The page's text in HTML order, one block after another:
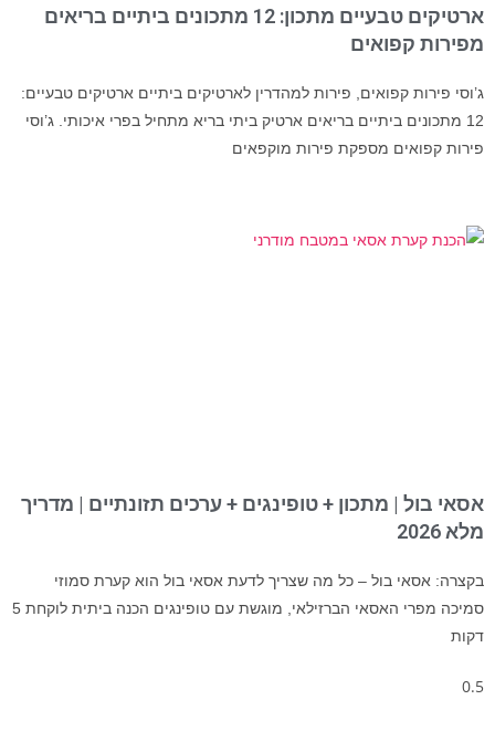
ארטיקים טבעיים מתכון: 12 מתכונים ביתיים בריאים
מפירות קפואים
ג’וסי פירות קפואים, פירות למהדרין לארטיקים ביתיים ארטיקים טבעיים:
12 מתכונים ביתיים בריאים ארטיק ביתי בריא מתחיל בפרי איכותי. ג’וסי
פירות קפואים מספקת פירות מוקפאים
אסאי בול | מתכון + טופינגים + ערכים תזונתיים | מדריך
מלא 2026
בקצרה: אסאי בול – כל מה שצריך לדעת אסאי בול הוא קערת סמוזי
סמיכה מפרי האסאי הברזילאי, מוגשת עם טופינגים הכנה ביתית לוקחת 5
דקות